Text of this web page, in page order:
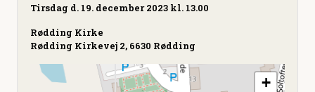
Tirsdag d. 19. december 2023 kl. 13.00
Rødding Kirke
Rødding Kirkevej 2, 6630 Rødding
+